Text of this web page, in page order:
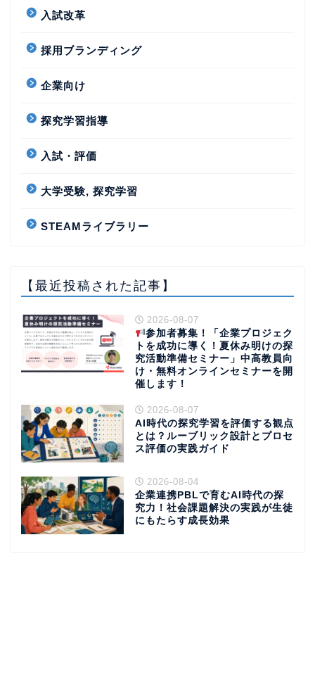
入試改革
採用ブランディング
企業向け
探究学習指導
入試・評価
大学受験, 探究学習
STEAMライブラリー
【最近投稿された記事】
2026-08-07
参加者募集！「企業プロジェク
トを成功に導く！夏休み明けの探
究活動準備セミナー」中高教員向
け・無料オンラインセミナーを開
催します！
2026-08-07
AI時代の探究学習を評価する観点
とは？ルーブリック設計とプロセ
ス評価の実践ガイド
2026-08-04
企業連携PBLで育むAI時代の探
究力！社会課題解決の実践が生徒
にもたらす成長効果